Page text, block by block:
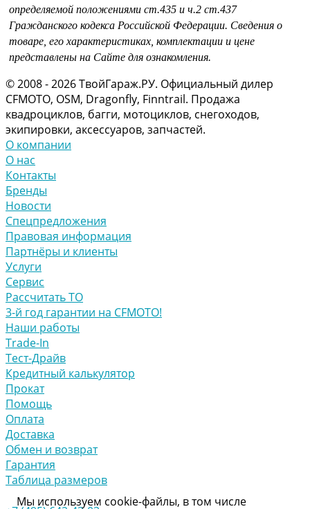
определяемой положениями ст.435 и ч.2 ст.437
Гражданского кодекса Российской Федерации. Сведения о
товаре, его характеристиках, комплектации и цене
представлены на Сайте для ознакомления.
© 2008 - 2026 ТвойГараж.РУ. Официальный дилер
CFMOTO, OSM, Dragonfly, Finntrail. Продажа
квадроциклов, багги, мотоциклов, снегоходов,
экипировки, аксессуаров, запчастей.
О компании
О нас
Контакты
Бренды
Новости
Спецпредложения
Правовая информация
Партнёры и клиенты
Услуги
Сервис
Рассчитать ТО
3-й год гарантии на CFMOTO!
Наши работы
Trade-In
Тест-Драйв
Кредитный калькулятор
Прокат
Помощь
Оплата
Доставка
Обмен и возврат
Гарантия
Таблица размеров
Мы используем cookie-файлы, в том числе